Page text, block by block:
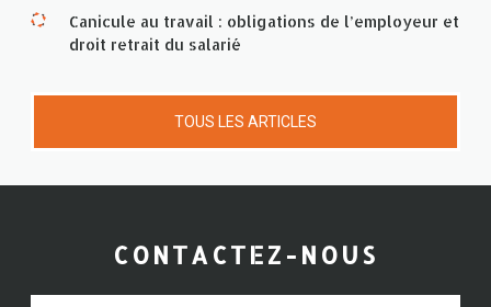
Canicule au travail : obligations de l’employeur et
droit retrait du salarié
TOUS LES ARTICLES
CONTACTEZ-NOUS